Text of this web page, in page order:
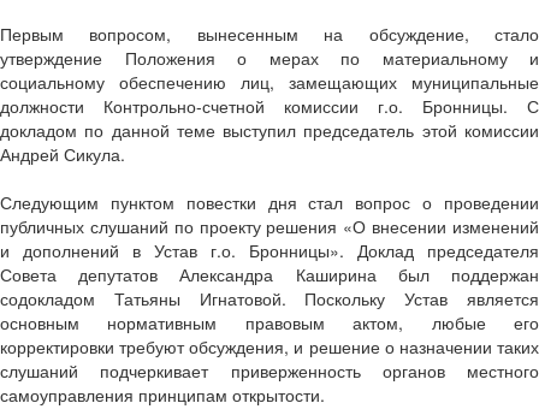
Первым вопросом, вынесенным на обсуждение, стало
утверждение Положения о мерах по материальному и
социальному обеспечению лиц, замещающих муниципальные
должности Контрольно-счетной комиссии г.о. Бронницы. С
докладом по данной теме выступил председатель этой комиссии
Андрей Сикула.
Следующим пунктом повестки дня стал вопрос о проведении
публичных слушаний по проекту решения «О внесении изменений
и дополнений в Устав г.о. Бронницы». Доклад председателя
Совета депутатов Александра Каширина был поддержан
содокладом Татьяны Игнатовой. Поскольку Устав является
основным нормативным правовым актом, любые его
корректировки требуют обсуждения, и решение о назначении таких
слушаний подчеркивает приверженность органов местного
самоуправления принципам открытости.